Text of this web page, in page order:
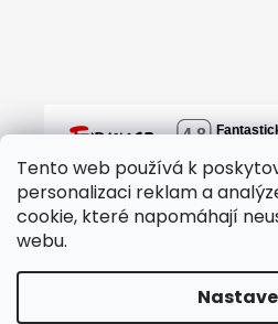
Tento web používá k
personalizaci reklam a
cookie, které napomáhají
webu.